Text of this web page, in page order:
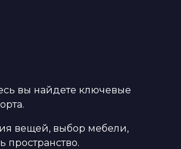
вы найдете ключевые
вещей, выбор мебели,
пространство.